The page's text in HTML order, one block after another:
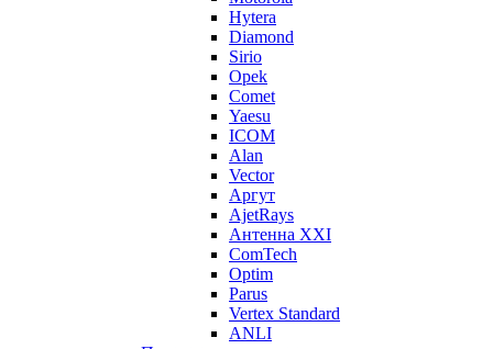
Hytera
Diamond
Sirio
Opek
Comet
Yaesu
ICOM
Alan
Vector
Аргут
AjetRays
Антенна XXI
ComTech
Optim
Parus
Vertex Standard
ANLI